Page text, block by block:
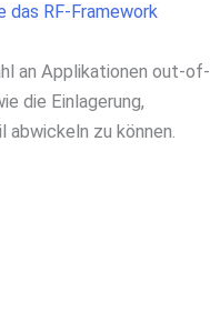
das RF-Framework
an Applikationen out-of-
die Einlagerung,
abwickeln zu können.